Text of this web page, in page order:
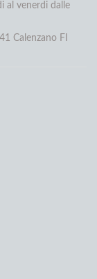
al venerdi dalle
Calenzano FI